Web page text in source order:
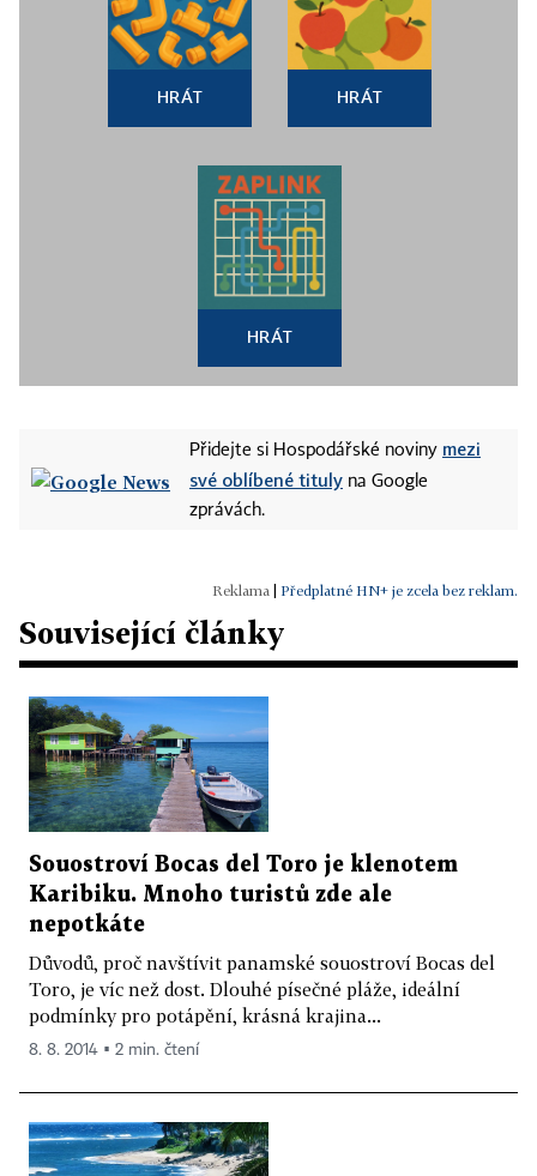
HRÁT HRÁT
HRÁT
Přidejte si Hospodářské noviny mezi
své oblíbené tituly na Google
zprávách.
Předplatné HN+ je zcela bez reklam.
Související články
Souostroví Bocas del Toro je klenotem
Karibiku. Mnoho turistů zde ale
nepotkáte
Důvodů, proč navštívit panamské souostroví Bocas del
Toro, je víc než dost. Dlouhé písečné pláže, ideální
podmínky pro potápění, krásná krajina...
8. 8. 2014 ▪ 2 min. čtení